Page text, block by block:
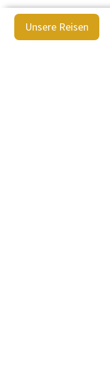
Unsere Reisen